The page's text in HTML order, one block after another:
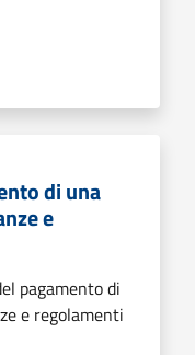
di una
e
pagamento di
e regolamenti